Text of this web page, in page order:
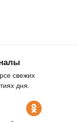
свежих
дня.